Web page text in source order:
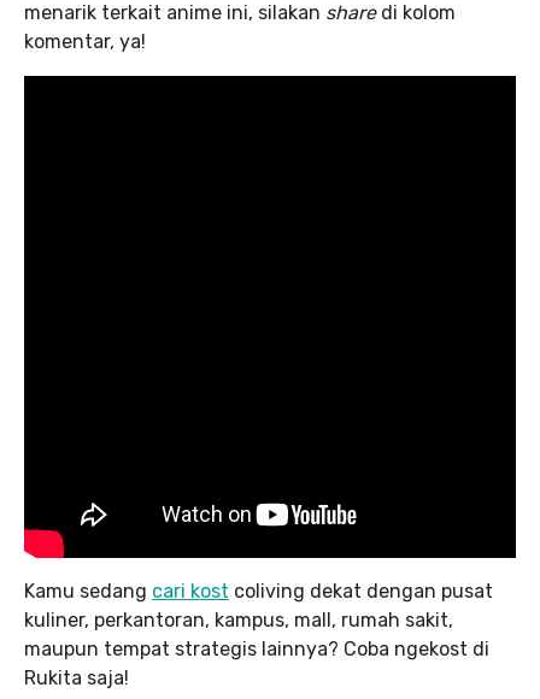
menarik terkait anime ini, silakan sharedi kolom
komentar, ya!
Kamu sedang cari kost coliving dekat dengan pusat
kuliner, perkantoran, kampus, mall, rumah sakit,
maupun tempat strategis lainnya? Coba ngekost di
Rukita saja!